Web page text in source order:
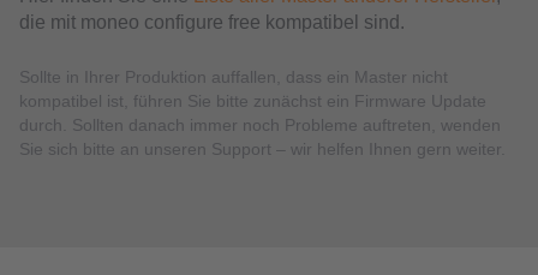
die mit moneo configure free kompatibel sind.
Sollte in Ihrer Produktion auffallen, dass ein Master nicht
kompatibel ist, führen Sie bitte zunächst ein Firmware Update
durch. Sollten danach immer noch Probleme auftreten, wenden
Sie sich bitte an unseren Support – wir helfen Ihnen gern weiter.